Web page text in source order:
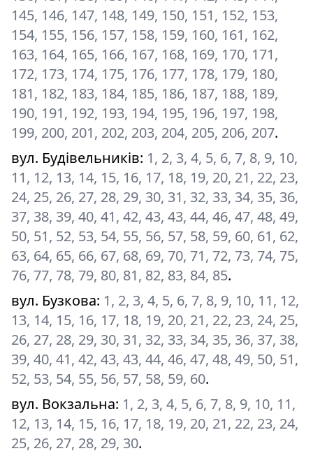
145, 146, 147, 148, 149, 150, 151, 152, 153,
154, 155, 156, 157, 158, 159, 160, 161, 162,
163, 164, 165, 166, 167, 168, 169, 170, 171,
172, 173, 174, 175, 176, 177, 178, 179, 180,
181, 182, 183, 184, 185, 186, 187, 188, 189,
190, 191, 192, 193, 194, 195, 196, 197, 198,
199, 200, 201, 202, 203, 204, 205, 206, 207.
вул. Будівельників: 1, 2, 3, 4, 5, 6, 7, 8, 9, 10,
11, 12, 13, 14, 15, 16, 17, 18, 19, 20, 21, 22, 23,
24, 25, 26, 27, 28, 29, 30, 31, 32, 33, 34, 35, 36,
37, 38, 39, 40, 41, 42, 43, 43, 44, 46, 47, 48, 49,
50, 51, 52, 53, 54, 55, 56, 57, 58, 59, 60, 61, 62,
63, 64, 65, 66, 67, 68, 69, 70, 71, 72, 73, 74, 75,
76, 77, 78, 79, 80, 81, 82, 83, 84, 85.
вул. Бузкова: 1, 2, 3, 4, 5, 6, 7, 8, 9, 10, 11, 12,
13, 14, 15, 16, 17, 18, 19, 20, 21, 22, 23, 24, 25,
26, 27, 28, 29, 30, 31, 32, 33, 34, 35, 36, 37, 38,
39, 40, 41, 42, 43, 43, 44, 46, 47, 48, 49, 50, 51,
52, 53, 54, 55, 56, 57, 58, 59, 60.
вул. Вокзальна: 1, 2, 3, 4, 5, 6, 7, 8, 9, 10, 11,
12, 13, 14, 15, 16, 17, 18, 19, 20, 21, 22, 23, 24,
25, 26, 27, 28, 29, 30.